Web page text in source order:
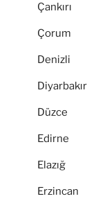
Çankırı
Çorum
Denizli
Diyarbakır
Düzce
Edirne
Elazığ
Erzincan